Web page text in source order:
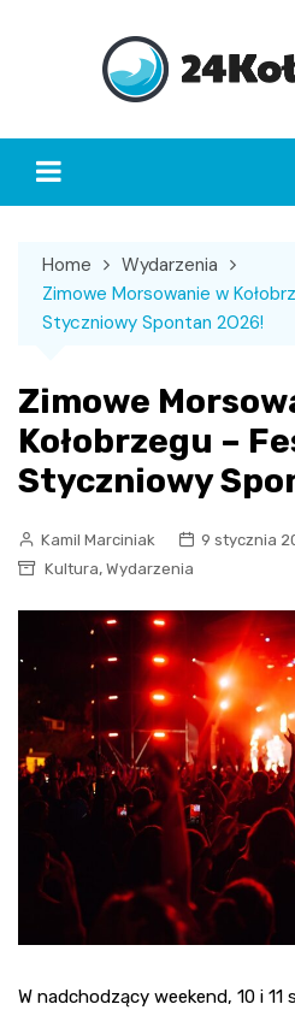
Home
Wydarzenia
Zimowe Morsowanie w
Styczniowy Spontan 2026!
Zimowe
Kołobrzegu –
Styczniowy
Kamil Marciniak
9 stycznia
Kultura, Wydarzenia
W nadchodzący weekend, 10 i